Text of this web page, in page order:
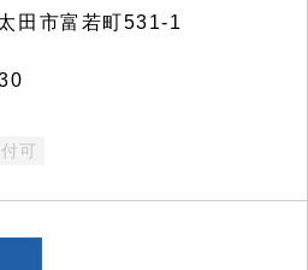
田市富若町531-1
可